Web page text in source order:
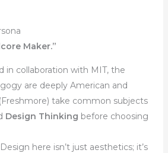
Maker.”
in collaboration with MIT, the
are deeply American and
take common subjects
Design Thinking before choosing
here isn’t just aesthetics; it’s